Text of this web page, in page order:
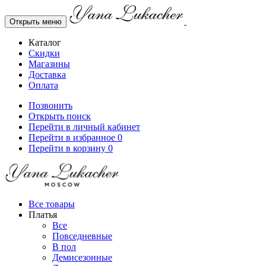
Открыть меню
Каталог
Скидки
Магазины
Доставка
Оплата
Позвонить
Открыть поиск
Перейти в личный кабинет
Перейти в избранное 0
Перейти в корзину 0
Все товары
Платья
Все
Повседневные
В пол
Демисезонные